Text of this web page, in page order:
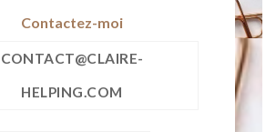
Contactez-moi
CONTACT@CLAIRE-
HELPING.COM